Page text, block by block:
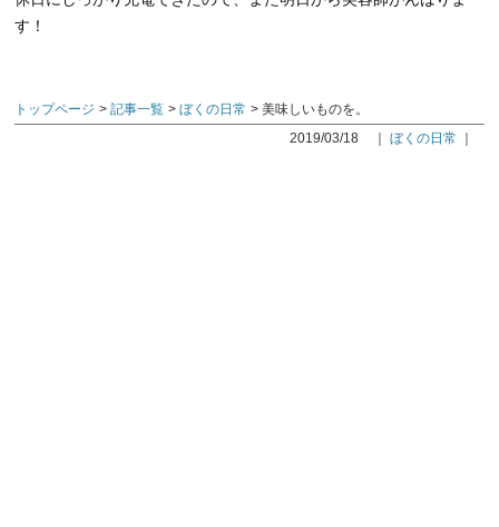
す！
トップページ 記事一覧 ぼくの日常
美味しいものを。
2019/03/18
｜ ぼくの日常 ｜